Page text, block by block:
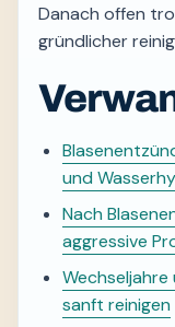
Danach offen
gründlicher
und
Nach
aggressive
sanft reinigen